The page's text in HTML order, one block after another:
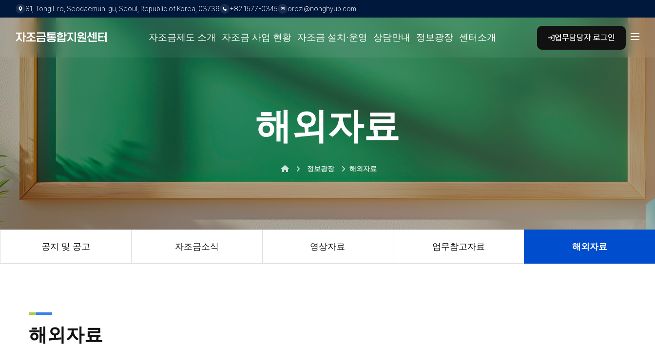
주소:81, Tongil-ro, Seodaemun-gu, Seoul, Republic of Korea, 03739 +82 1577-0345 orozi@nonghyup.com
자조금통합지원센터 키보드 탐색 시 아래 화살표 키로 하위 메뉴를 열고, 위 화살표 키 또는 Esc 키로 닫습니다. 하위 메뉴에서는 Tab/Shift+Tab 키로 이동하고 Enter 키로 이
자조금제도 소개 자조금 사업 현황 자조금 설치·운영 상담안내 정보광장 센터소개 업무담당자 로그인
해외자료
홈으로 이동
정보광장 해외자료
공지 및 공고 자조금소식 영상자료 업무참고자료 해외자료
해외자료